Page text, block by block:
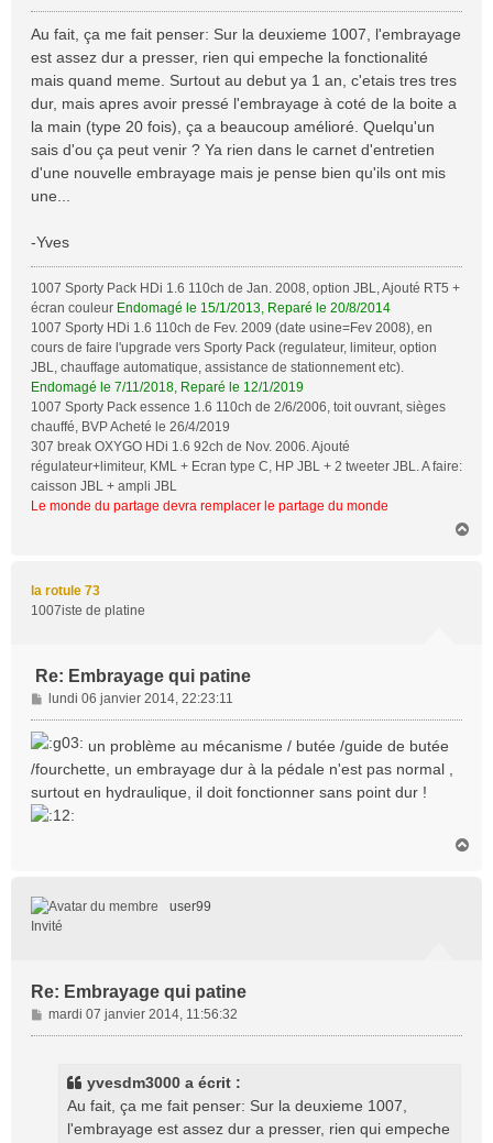
e
s
g
e
Au fait, ça me fait penser: Sur la deuxieme 1007, l'embrayage
est assez dur a presser, rien qui empeche la fonctionalité
mais quand meme. Surtout au debut ya 1 an, c'etais tres tres
dur, mais apres avoir pressé l'embrayage à coté de la boite a
la main (type 20 fois), ça a beaucoup amélioré. Quelqu'un
sais d'ou ça peut venir ? Ya rien dans le carnet d'entretien
d'une nouvelle embrayage mais je pense bien qu'ils ont mis
une...
-Yves
1007 Sporty Pack HDi 1.6 110ch de Jan. 2008, option JBL, Ajouté RT5 +
écran couleur Endomagé le 15/1/2013, Reparé le 20/8/2014
1007 Sporty HDi 1.6 110ch de Fev. 2009 (date usine=Fev 2008), en
cours de faire l'upgrade vers Sporty Pack (regulateur, limiteur, option
JBL, chauffage automatique, assistance de stationnement etc).
Endomagé le 7/11/2018, Reparé le 12/1/2019
1007 Sporty Pack essence 1.6 110ch de 2/6/2006, toit ouvrant, sièges
chauffé, BVP Acheté le 26/4/2019
307 break OXYGO HDi 1.6 92ch de Nov. 2006. Ajouté
régulateur+limiteur, KML + Ecran type C, HP JBL + 2 tweeter JBL. A faire:
caisson JBL + ampli JBL
Le monde du partage devra remplacer le partage du monde
la rotule 73
1007iste de platine
Re: Embrayage qui patine
M
e
s
a
g
e
lundi 06 janvier 2014, 22:23:11
un problème au mécanisme / butée /guide de butée
/fourchette, un embrayage dur à la pédale n'est pas normal ,
surtout en hydraulique, il doit fonctionner sans point dur !
user99
Invité
Re: Embrayage qui patine
M
e
mardi 07 janvier 2014, 11:56:32
yvesdm3000 a écrit :
Au fait, ça me fait penser: Sur la deuxieme 1007,
l'embrayage est assez dur a presser, rien qui empeche